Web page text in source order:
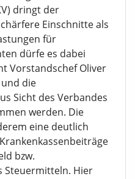
angesichts der
der gesetzlichen
dringt der
Einschnitte als
für
dürfe es dabei
Vorstandschef Oliver
die
Sicht des Verbandes
werden. Die
eine deutlich